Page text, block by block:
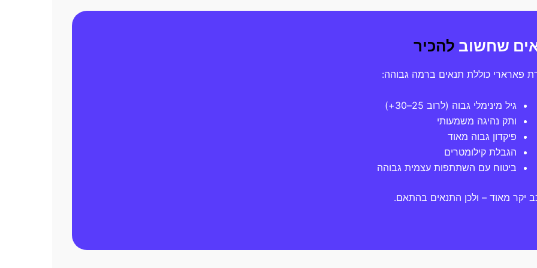
שחשוב להכיר
פארארי כוללת תנאים ברמה גבוהה:
גיל מינימלי גבוה (לרוב 25–30+)
ותק נהיגה משמעותי
פיקדון גבוה מאוד
הגבלת קילומטרים
ביטוח עם השתתפות עצמית גבוהה
יקר מאוד – ולכן התנאים בהתאם.